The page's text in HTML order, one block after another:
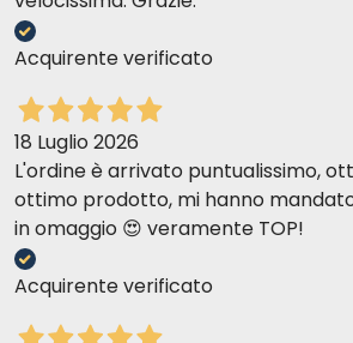
Acquirente verificato
18 Luglio 2026
L'ordine è arrivato puntualissimo,
ottimo prodotto, mi hanno
in omaggio 😍 veramente TOP!
Acquirente verificato